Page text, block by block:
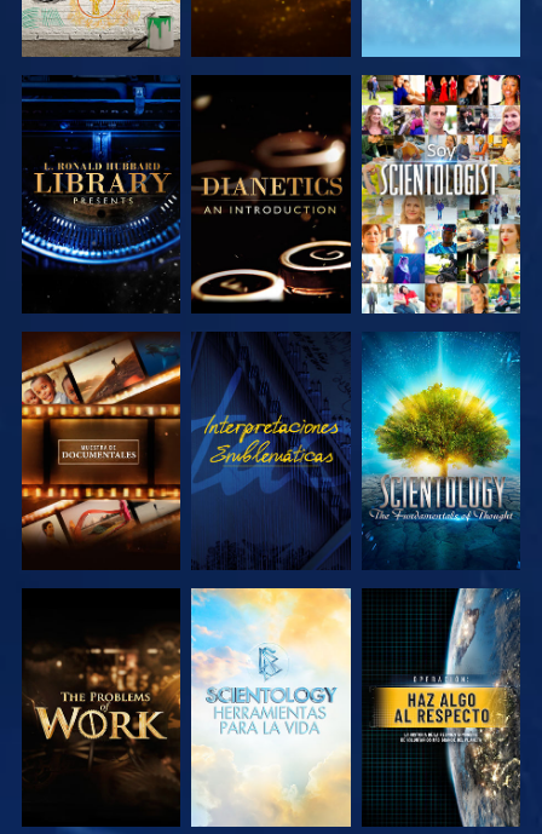
EXPLORA LAS
SERIES
EXPLORA LAS
SERIES
VE
EXPLORA LAS
SERIES
VE
EXPLORA LAS
SERIES
EXPLORA LAS
SERIES
EXPLORA LAS
SERIES
VE